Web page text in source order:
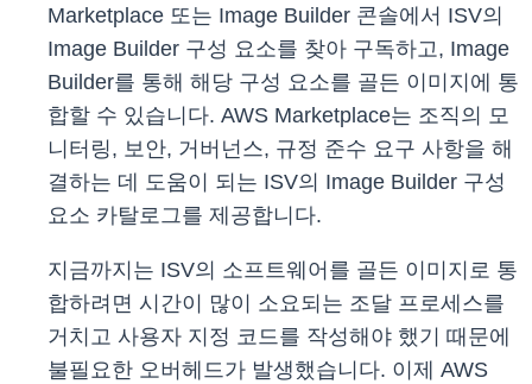
Marketplace 또는 Image Builder 콘솔에서 ISV의
Image Builder 구성 요소를 찾아 구독하고, Image
Builder를 통해 해당 구성 요소를 골든 이미지에 통
합할 수 있습니다. AWS Marketplace는 조직의 모
니터링, 보안, 거버넌스, 규정 준수 요구 사항을 해
결하는 데 도움이 되는 ISV의 Image Builder 구성
요소 카탈로그를 제공합니다.
지금까지는 ISV의 소프트웨어를 골든 이미지로 통
합하려면 시간이 많이 소요되는 조달 프로세스를
거치고 사용자 지정 코드를 작성해야 했기 때문에
불필요한 오버헤드가 발생했습니다. 이제 AWS